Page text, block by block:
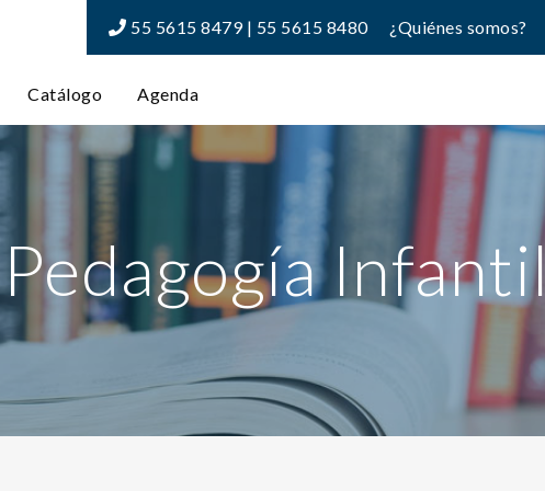
55 5615 8479 | 55 5615 8480 ¿Quiénes somos?
Catálogo Agenda
Pedagogía Infantil